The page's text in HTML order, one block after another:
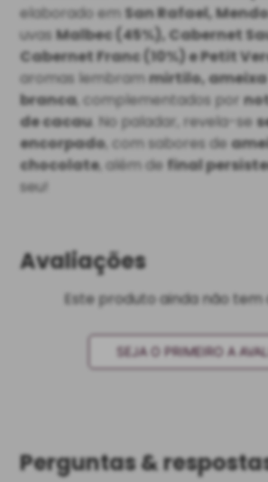
elaborado emSan Rafael,
uvasMalbec (45%), Cabernet
Cabernet Franc (10%) e Petit
aromas lembrammirtilo,
branca, complementados por
de cacau. No paladar, revela-se
encorpado, com sabores de
chocolate, além definal
seu!
Avaliações
Este produto ainda não tem
SEJA O PRIMEIRO A
Perguntas &